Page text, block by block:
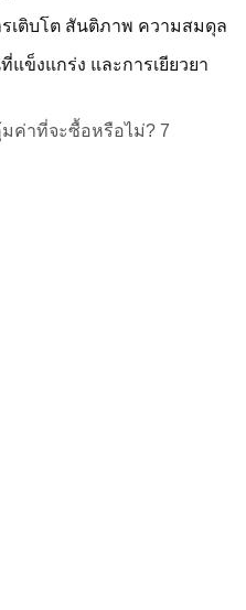
เติบโต สันติภาพ ความสมดุล
ข็งแกร่ง และการเยียวยา